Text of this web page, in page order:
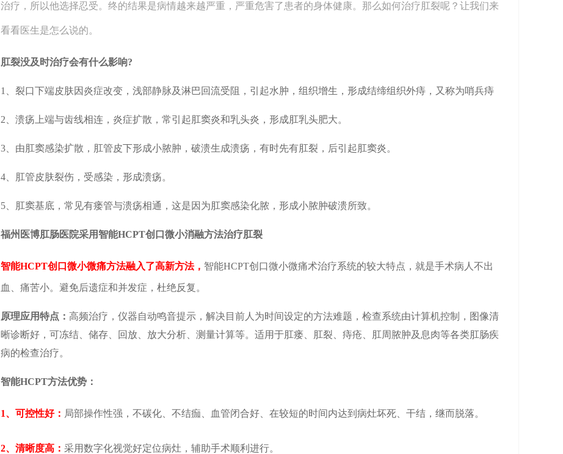
治疗，所以他选择忍受。终的结果是病情越来越严重，严重危害了患者的身体健康。那么如何治疗肛裂呢？让我们来
看看医生是怎么说的。
肛裂没及时治疗会有什么影响?
1、裂口下端皮肤因炎症改变，浅部静脉及淋巴回流受阻，引起水肿，组织增生，形成结缔组织外痔，又称为哨兵痔
2、溃疡上端与齿线相连，炎症扩散，常引起肛窦炎和乳头炎，形成肛乳头肥大。
3、由肛窦感染扩散，肛管皮下形成小脓肿，破溃生成溃疡，有时先有肛裂，后引起肛窦炎。
4、肛管皮肤裂伤，受感染，形成溃疡。
5、肛窦基底，常见有瘘管与溃疡相通，这是因为肛窦感染化脓，形成小脓肿破溃所致。
福州医博肛肠医院采用智能HCPT创口微小消融方法治疗肛裂
智能HCPT创口微小微痛方法融入了高新方法， 智能HCPT创口微小微痛术治疗系统的较大特点，就是手术病人不出
血、痛苦小。避免后遗症和并发症，杜绝反复。
原理应用特点： 高频治疗，仪器自动鸣音提示，解决目前人为时间设定的方法难题，检查系统由计算机控制，图像清
晰诊断好，可冻结、储存、回放、放大分析、测量计算等。适用于肛瘘、肛裂、痔疮、肛周脓肿及息肉等各类肛肠疾
病的检查治疗。
智能HCPT方法优势：
1、可控性好： 局部操作性强，不碳化、不结痂、血管闭合好、在较短的时间内达到病灶坏死、干结，继而脱落。
2、清晰度高： 采用数字化视觉好定位病灶，辅助手术顺利进行。